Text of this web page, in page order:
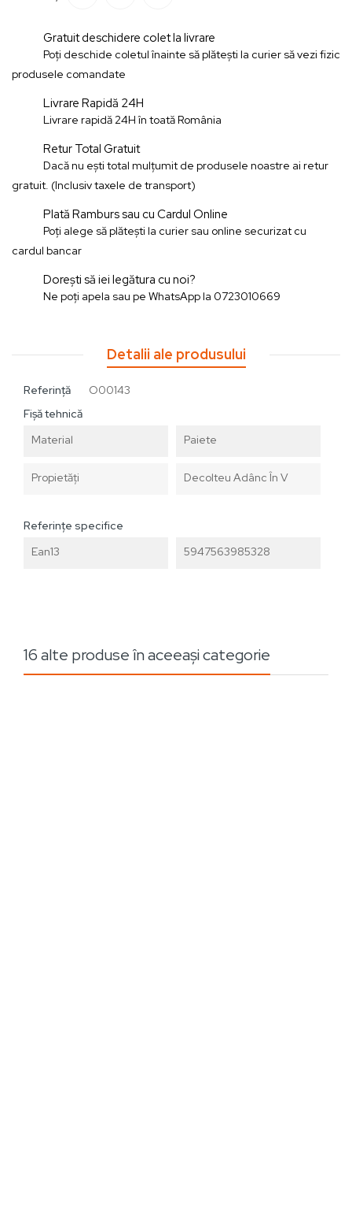
Gratuit deschidere colet la livrare
Poți deschide coletul înainte să plătești la curier să vezi fizic
produsele comandate
Livrare Rapidă 24H
Livrare rapidă 24H în toată România
Retur Total Gratuit
Dacă nu ești total mulțumit de produsele noastre ai retur
gratuit. (Inclusiv taxele de transport)
Plată Ramburs sau cu Cardul Online
Poți alege să plătești la curier sau online securizat cu
cardul bancar
Dorești să iei legătura cu noi?
Ne poți apela sau pe WhatsApp la 0723010669
Detalii ale produsului
Referință
O00143
Fișă tehnică
Material
Paiete
Propietăţi Decolteu Adânc În V
Referințe specifice
Ean13
5947563985328
16 alte produse în aceeași categorie